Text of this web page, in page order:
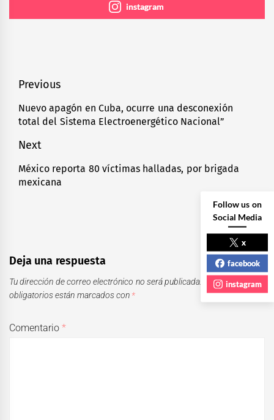
instagram
Navegación
de
entradas
Previous
Previous
post:
Nuevo apagón en Cuba, ocurre una desconexión
total del Sistema Electroenergético Nacional”
Next
Next
post:
México reporta 80 víctimas halladas, por brigada
mexicana
Deja una respuesta
Tu dirección de correo electrónico no será publicada.
Los campos
obligatorios están marcados con *
Comentario*
Follow us on
Social Media
x
facebook
instagram